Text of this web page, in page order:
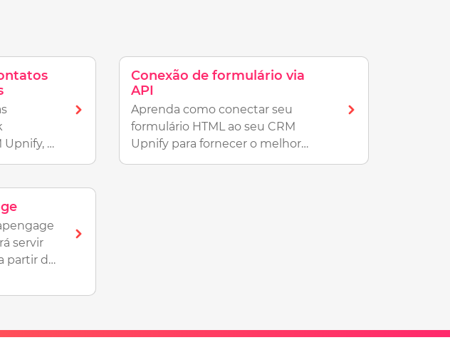
Upnify, e
Conexão de formulário via
API
Aprenda como conectar seu
formulário HTML ao seu CRM
Upnify para fornecer o melhor
acompanhamento a seus novos
servir
partir de